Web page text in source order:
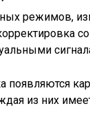
режимов,
появляются
из них